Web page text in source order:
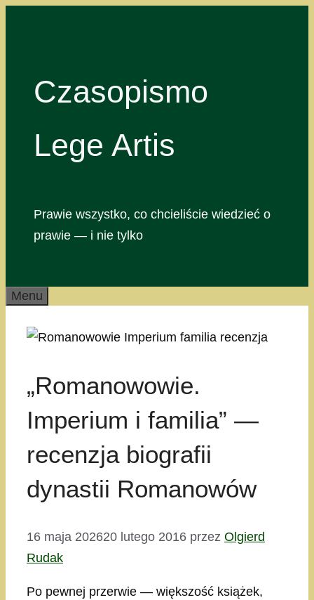
Czasopismo
Lege Artis
Prawie wszystko, co chcieliście wiedzieć o
prawie — i nie tylko
Menu
„Romanowowie.
Imperium i familia” —
recenzja biografii
dynastii Romanowów
16 maja 202620 lutego 2016 przez Olgierd
Rudak
Po pewnej przerwie — większość książek,